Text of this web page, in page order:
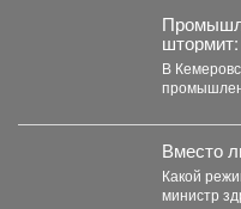
штормит:
В
Вместо
Какой
министр